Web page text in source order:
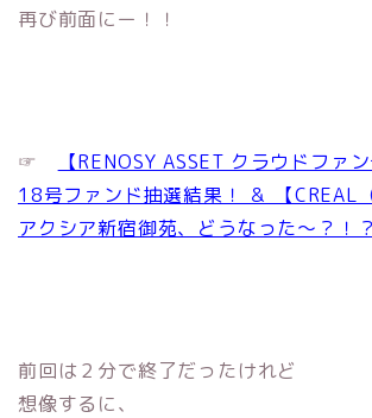
再び前面にー！！
☞
【RENOSY ASSET クラウドファ
18号ファンド抽選結果！ ＆ 【CREAL
アクシア新宿御苑、どうなった〜？！？
前回は２分で終了だったけれど
想像するに、